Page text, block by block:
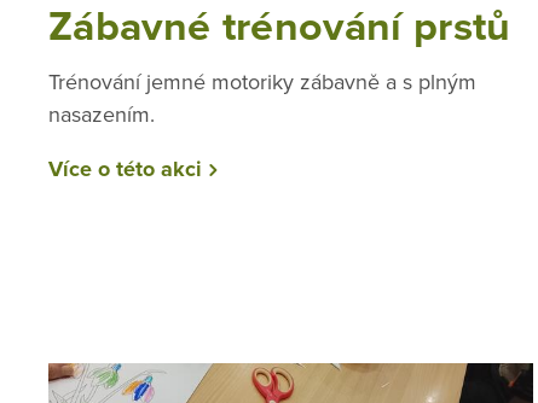
Zábavné trénování prstů
Trénování jemné motoriky zábavně a s plným
nasazením.
Více o této akci